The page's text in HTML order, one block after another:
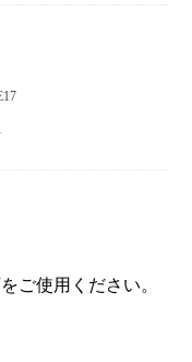
ご使用ください。